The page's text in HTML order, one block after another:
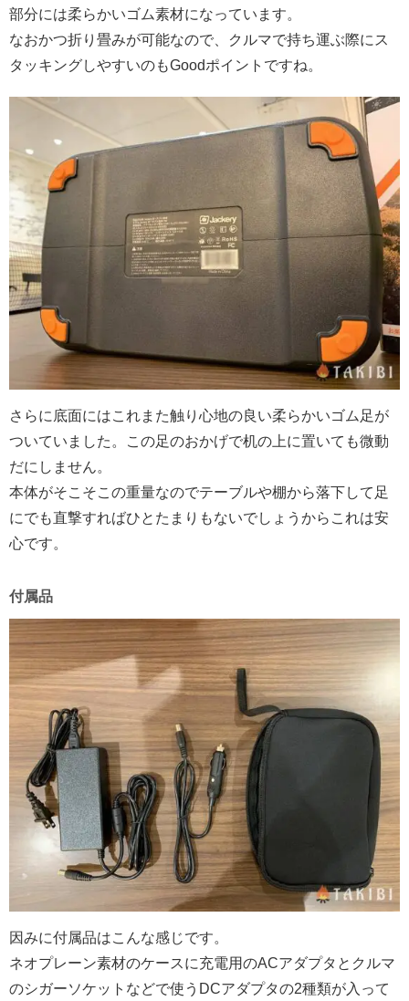
部分には柔らかいゴム素材になっています。
なおかつ折り畳みが可能なので、クルマで持ち運ぶ際にス
タッキングしやすいのもGoodポイントですね。
さらに底面にはこれまた触り心地の良い柔らかいゴム足が
ついていました。この足のおかげで机の上に置いても微動
だにしません。
本体がそこそこの重量なのでテーブルや棚から落下して足
にでも直撃すればひとたまりもないでしょうからこれは安
心です。
付属品
因みに付属品はこんな感じです。
ネオプレーン素材のケースに充電用のACアダプタとクルマ
のシガーソケットなどで使うDCアダプタの2種類が入って